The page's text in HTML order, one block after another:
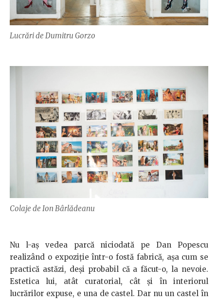
Lucrări de Dumitru Gorzo
Colaje de Ion Bârlădeanu
Nu l-aș vedea parcă niciodată pe Dan Popescu
realizând o expoziție într-o fostă fabrică, așa cum se
practică astăzi, deși probabil că a făcut-o, la nevoie.
Estetica lui, atât curatorial, cât și în interiorul
lucrărilor expuse, e una de castel. Dar nu un castel în